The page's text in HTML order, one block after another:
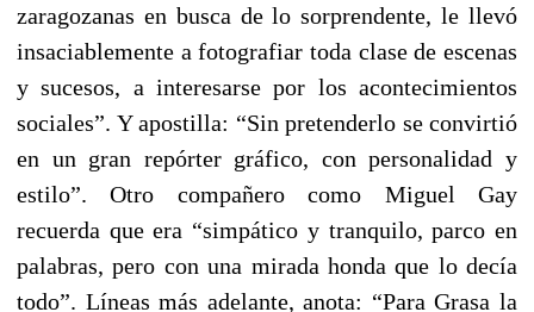
zaragozanas en busca de lo sorprendente, le llevó
insaciablemente a fotografiar toda clase de escenas
y sucesos, a interesarse por los acontecimientos
sociales”. Y apostilla: “Sin pretenderlo se convirtió
en un gran repórter gráfico, con personalidad y
estilo”. Otro compañero como Miguel Gay
recuerda que era “simpático y tranquilo, parco en
palabras, pero con una mirada honda que lo decía
todo”. Líneas más adelante, anota: “Para Grasa la